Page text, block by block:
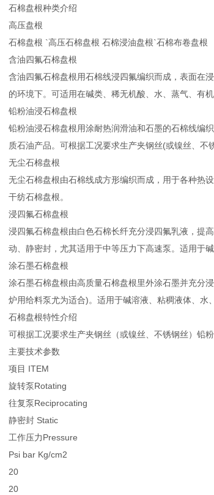
石棉盘根种类介绍
高压盘根
石棉盘根 `高压石棉盘根 石棉浸油盘根`石棉布卷盘根
含油四氟石棉盘根
含油四氟石棉盘根用石棉线浸四氟编织而成，表面在
的环境下。可适用在碱类、稀无机酸、水、蒸气、有
铅粉油浸石棉盘根
铅粉油浸石棉盘根用涂耐热润滑油和石墨的石棉线编
质石油产品。可根据工况要求生产夹钢丝(或镍丝、不
无尘石棉盘根
无尘石棉盘根由石棉线成方形编织而成，用于各种热
干纺石棉盘根。
浸四氟石棉盘根
浸四氟石棉盘根由白色石棉长纤充分浸四氟乳液，提
动、静密封，尤其适用于中等压力下高速泵。适用于
涂石墨石棉盘根
涂石墨石棉盘根由高质量石棉盘根里外涂石墨并充分
炉用给料泵尤为适合)。适用于碱溶液、粘稠液体、水
石棉盘根特性介绍
可根据工况要求生产夹钢丝（或镍丝、不锈钢丝）铅粉
主要技术参数
项目 ITEM
旋转泵Rotating
往复泵Reciprocating
静密封 Static
工作压力Pressure
Psi bar Kg/cm2
20
20